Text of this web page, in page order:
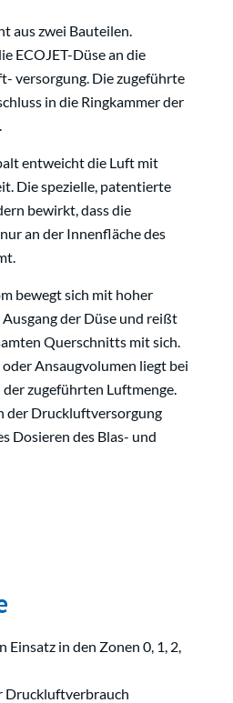
aus zwei Bauteilen.
ECOJET-Düse an die
versorgung. Die zugeführte
in die Ringkammer der
entweicht die Luft mit
Die spezielle, patentierte
bewirkt, dass die
an der Innenfläche des
bewegt sich mit hoher
der Düse und reißt
Querschnitts mit sich.
oder Ansaugvolumen liegt bei
der zugeführten Luftmenge.
der Druckluftversorgung
Dosieren des Blas- und
Einsatz in den Zonen 0, 1, 2,
Druckluftverbrauch